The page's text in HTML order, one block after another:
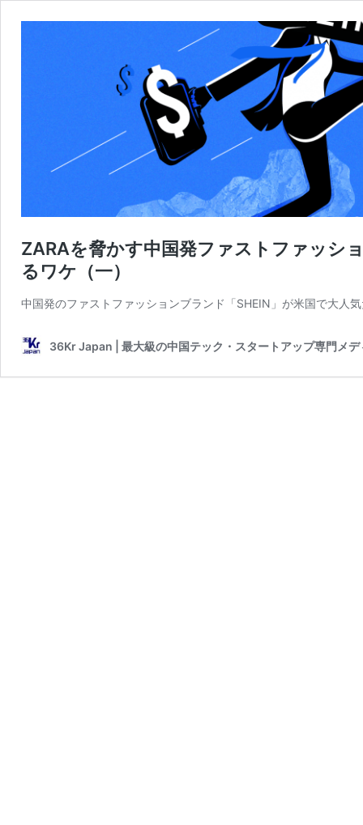
ZARAを脅かす中国発ファストファッシ
るワケ（一）
中国発のファストファッションブランド「SHEIN」が米国で大人
36Kr Japan | 最大級の中国テック・スタートアップ専門メデ